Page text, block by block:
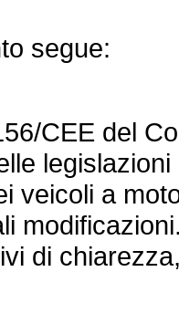
segue:
CEE del
veicoli a
di